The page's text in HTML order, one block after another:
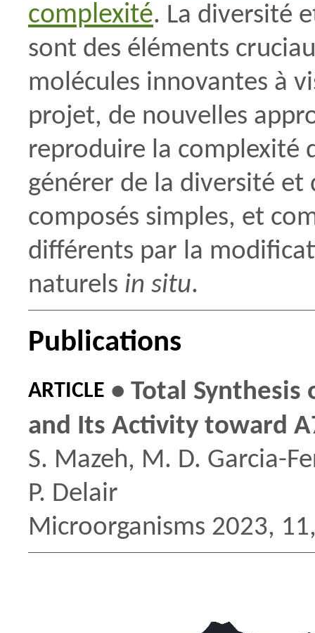
complexité. La diversité
sont des éléments
molécules innovantes à
projet, de nouvelles
reproduire la complexité
générer de la diversité
composés simples, et
différents par la
naturels in situ.
Publications
ARTICLE • Total
and Its Activity toward
S. Mazeh, M. D. Garcia-
P. Delair
Microorganisms 2023,